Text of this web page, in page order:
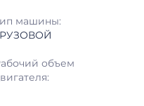
торги
₽
машины:
объем